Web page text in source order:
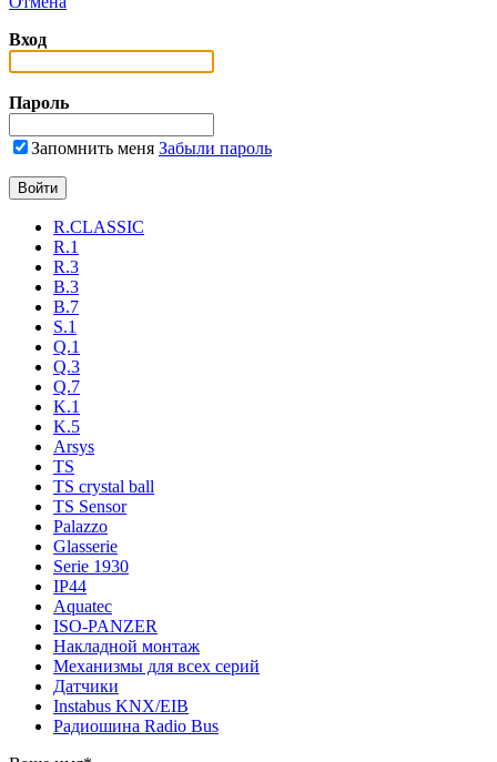
Вход
Пароль
Запомнить меня Забыли пароль
R.CLASSIC
R.1
R.3
B.3
B.7
S.1
Q.1
Q.3
Q.7
K.1
K.5
Arsys
TS
TS crystal ball
TS Sensor
Palazzo
Glasserie
Serie 1930
IP44
Aquatec
ISO-PANZER
Накладной монтаж
Механизмы для всех серий
Датчики
Instabus KNX/EIB
Радиошина Radio Bus